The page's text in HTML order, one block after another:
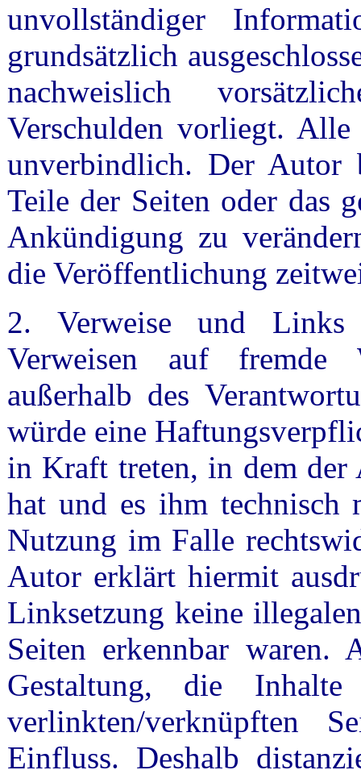
unvollständiger
grundsätzlich
nachweislich
Verschulden vorliegt.
unverbindlich. Der Autor
Teile der Seiten oder das
Ankündigung zu
die Veröffentlichung
2. Verweise und
Verweisen auf fremde
außerhalb des
würde eine
in Kraft treten, in dem
hat und es ihm technisch
Nutzung im Falle
Autor erklärt hiermit
Linksetzung keine
Seiten erkennbar
Gestaltung, die
verlinkten/verknüpften
Einfluss. Deshalb